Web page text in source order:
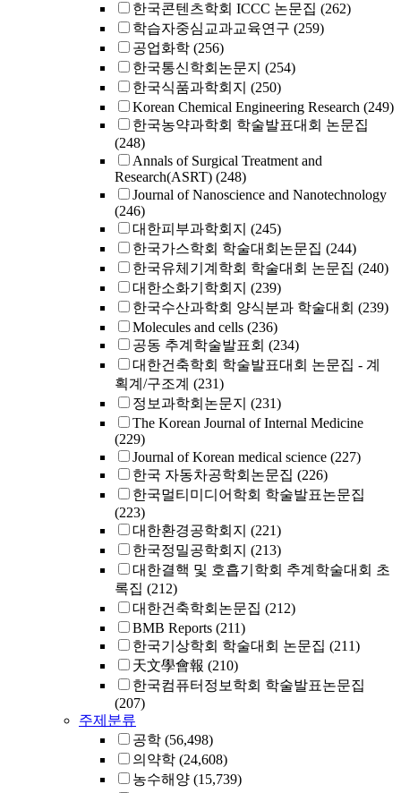
한국콘텐츠학회 ICCC 논문집 (262)
학습자중심교과교육연구 (259)
공업화학 (256)
한국통신학회논문지 (254)
한국식품과학회지 (250)
Korean Chemical Engineering Research (249)
한국농약과학회 학술발표대회 논문집
(248)
Annals of Surgical Treatment and
Research(ASRT) (248)
Journal of Nanoscience and Nanotechnology
(246)
대한피부과학회지 (245)
한국가스학회 학술대회논문집 (244)
한국유체기계학회 학술대회 논문집 (240)
대한소화기학회지 (239)
한국수산과학회 양식분과 학술대회 (239)
Molecules and cells (236)
공동 추계학술발표회 (234)
대한건축학회 학술발표대회 논문집 - 계
획계/구조계 (231)
정보과학회논문지 (231)
The Korean Journal of Internal Medicine
(229)
Journal of Korean medical science (227)
한국 자동차공학회논문집 (226)
한국멀티미디어학회 학술발표논문집
(223)
대한환경공학회지 (221)
한국정밀공학회지 (213)
대한결핵 및 호흡기학회 추계학술대회 초
록집 (212)
대한건축학회논문집 (212)
BMB Reports (211)
한국기상학회 학술대회 논문집 (211)
天文學會報 (210)
한국컴퓨터정보학회 학술발표논문집
(207)
주제분류
공학 (56,498)
의약학 (24,608)
농수해양 (15,739)